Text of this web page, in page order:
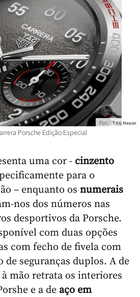
Porsche Edição Especial
Foto: TAG Heuer
uma cor - cinzento
para o
– enquanto os numerais
nos dos números nas
desportivos da Porsche.
com duas opções
com fecho de fivela com
de seguranças duplos. A de
mão retrata os interiores
e a de aço em